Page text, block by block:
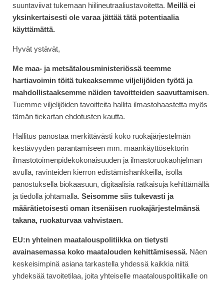
suuntaviivat tukemaan hiilineutraaliustavoitetta. Meillä ei
yksinkertaisesti ole varaa jättää tätä potentiaalia
käyttämättä.
Hyvät ystävät,
Me maa- ja metsätalousministeriössä teemme
hartiavoimin töitä tukeaksemme viljelijöiden työtä ja
mahdollistaaksemme näiden tavoitteiden saavuttamisen.
Tuemme viljelijöiden tavoitteita hallita ilmastohaastetta myös
tämän tiekartan ehdotusten kautta.
Hallitus panostaa merkittävästi koko ruokajärjestelmän
kestävyyden parantamiseen mm. maankäyttösektorin
ilmastotoimenpidekokonaisuuden ja ilmastoruokaohjelman
avulla, ravinteiden kierron edistämishankkeilla, isolla
panostuksella biokaasuun, digitaalisia ratkaisuja kehittämällä
ja tiedolla johtamalla. Seisomme siis tukevasti ja
määrätietoisesti oman itsenäisen ruokajärjestelmänsä
takana, ruokaturvaa vahvistaen.
EU:n yhteinen maatalouspolitiikka on tietysti
avainasemassa koko maatalouden kehittämisessä. Näen
keskeisimpinä asiana tarkastella yhdessä kaikkia niitä
yhdeksää tavoitetilaa, joita yhteiselle maatalouspolitiikalle on